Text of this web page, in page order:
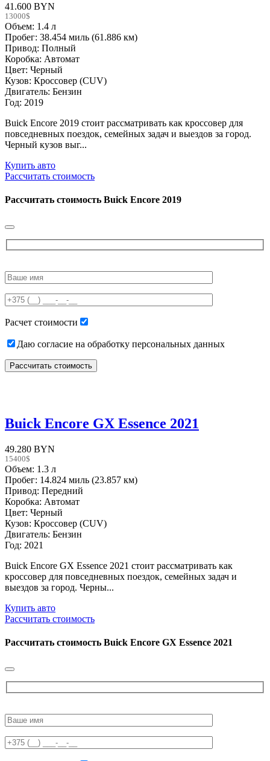
41.600 BYN
13000$
Объем: 1.4 л
Пробег: 38.454 миль (61.886 км)
Привод: Полный
Коробка: Автомат
Цвет: Черный
Кузов: Кроссовер (CUV)
Двигатель: Бензин
Год: 2019
Buick Encore 2019 стоит рассматривать как кроссовер для
повседневных поездок, семейных задач и выездов за город.
Черный кузов выг...
Купить авто
Рассчитать стоимость
Рассчитать стоимость Buick Encore 2019
leave
field
empty.
Расчет стоимости
Даю согласие на обработку персональных данных
Buick Encore GX Essence 2021
49.280 BYN
15400$
Объем: 1.3 л
Пробег: 14.824 миль (23.857 км)
Привод: Передний
Коробка: Автомат
Цвет: Черный
Кузов: Кроссовер (CUV)
Двигатель: Бензин
Год: 2021
Buick Encore GX Essence 2021 стоит рассматривать как
кроссовер для повседневных поездок, семейных задач и
выездов за город. Черны...
Купить авто
Рассчитать стоимость
Рассчитать стоимость Buick Encore GX Essence 2021
leave
field
empty.